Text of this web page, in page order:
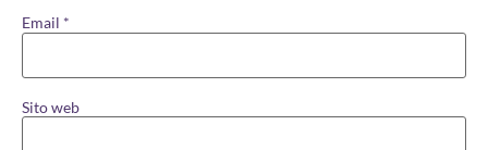
Email *
Sito web